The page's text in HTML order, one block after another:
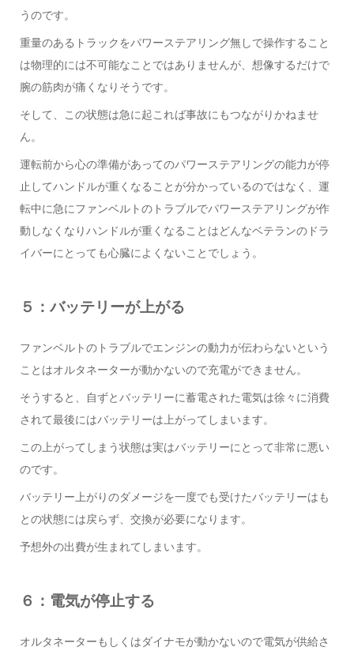
うのです。
重量のあるトラックをパワーステアリング無しで操作すること
は物理的には不可能なことではありませんが、想像するだけで
腕の筋肉が痛くなりそうです。
そして、この状態は急に起これば事故にもつながりかねませ
ん。
運転前から心の準備があってのパワーステアリングの能力が停
止してハンドルが重くなることが分かっているのではなく、運
転中に急にファンベルトのトラブルでパワーステアリングが作
動しなくなりハンドルが重くなることはどんなベテランのドラ
イバーにとっても心臓によくないことでしょう。
５：バッテリーが上がる
ファンベルトのトラブルでエンジンの動力が伝わらないという
ことはオルタネーターが動かないので充電ができません。
そうすると、自ずとバッテリーに蓄電された電気は徐々に消費
されて最後にはバッテリーは上がってしまいます。
この上がってしまう状態は実はバッテリーにとって非常に悪い
のです。
バッテリー上がりのダメージを一度でも受けたバッテリーはも
との状態には戻らず、交換が必要になります。
予想外の出費が生まれてしまいます。
６：電気が停止する
オルタネーターもしくはダイナモが動かないので電気が供給さ